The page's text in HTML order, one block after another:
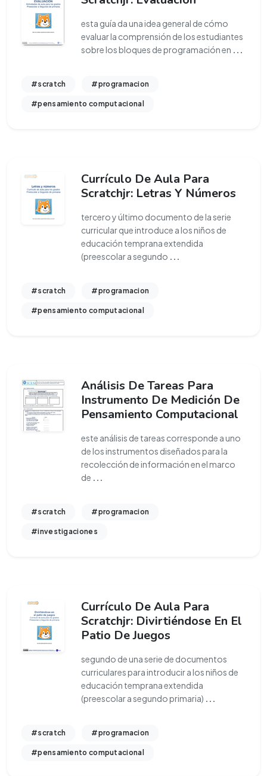
esta guía da una idea general de cómo
evaluar la comprensión de los estudiantes
sobre los bloques de programación en ...
#scratch #programacion
#pensamiento computacional
Currículo De Aula Para
Scratchjr: Letras Y Números
tercero y último documento de la serie
curricular que introduce a los niños de
educación temprana extendida
(preescolar a segundo ...
#scratch #programacion
#pensamiento computacional
Análisis De Tareas Para
Instrumento De Medición De
Pensamiento Computacional
este análisis de tareas corresponde a uno
de los instrumentos diseñados para la
recolección de información en el marco
de ...
#scratch #programacion
#investigaciones
Currículo De Aula Para
Scratchjr: Divirtiéndose En El
Patio De Juegos
segundo de una serie de documentos
curriculares para introducir a los niños de
educación temprana extendida
(preescolar a segundo primaria) ...
#scratch #programacion
#pensamiento computacional